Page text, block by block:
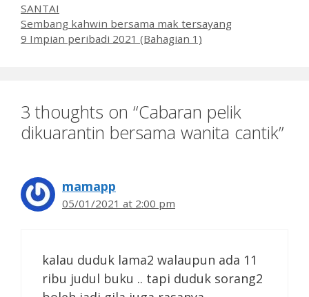
Categories
SANTAI
Sembang kahwin bersama mak tersayang
9 Impian peribadi 2021 (Bahagian 1)
3 thoughts on “Cabaran pelik
dikuarantin bersama wanita cantik”
mamapp
05/01/2021 at 2:00 pm
kalau duduk lama2 walaupun ada 11
ribu judul buku .. tapi duduk sorang2